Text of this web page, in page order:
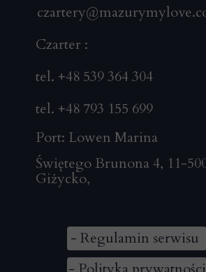
- Regulamin serwisu
Czarter :
tel. +48 539 364 304
tel. +48 793 155 699
Port: Lowen Marina
Świętego Brunona 4, 11-
Giżycko,